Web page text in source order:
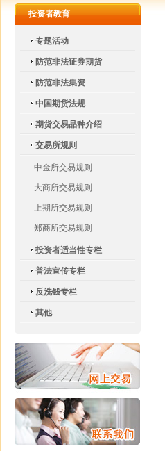
投资者教育
专题活动
防范非法证券期货
防范非法集资
中国期货法规
期货交易品种介绍
交易所规则
中金所交易规则
大商所交易规则
上期所交易规则
郑商所交易规则
投资者适当性专栏
普法宣传专栏
反洗钱专栏
其他